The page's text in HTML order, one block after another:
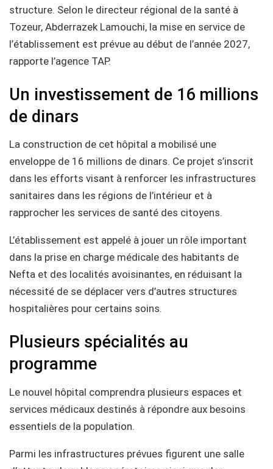
structure. Selon le directeur régional de la santé à
Tozeur, Abderrazek Lamouchi, la mise en service de
l’établissement est prévue au début de l’année 2027,
rapporte l’agence TAP.
Un investissement de 16 millions
de dinars
La construction de cet hôpital a mobilisé une
enveloppe de 16 millions de dinars. Ce projet s’inscrit
dans les efforts visant à renforcer les infrastructures
sanitaires dans les régions de l’intérieur et à
rapprocher les services de santé des citoyens.
L’établissement est appelé à jouer un rôle important
dans la prise en charge médicale des habitants de
Nefta et des localités avoisinantes, en réduisant la
nécessité de se déplacer vers d’autres structures
hospitalières pour certains soins.
Plusieurs spécialités au
programme
Le nouvel hôpital comprendra plusieurs espaces et
services médicaux destinés à répondre aux besoins
essentiels de la population.
Parmi les infrastructures prévues figurent une salle